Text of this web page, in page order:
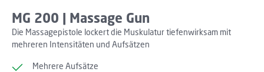
MG 200 | Massage Gun
Die Massagepistole lockert die Muskulatur tiefenwirksam mit
mehreren Intensitäten und Aufsätzen
Mehrere Aufsätze